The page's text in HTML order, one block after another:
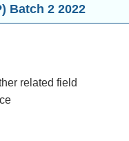
Batch 2 2022
related field